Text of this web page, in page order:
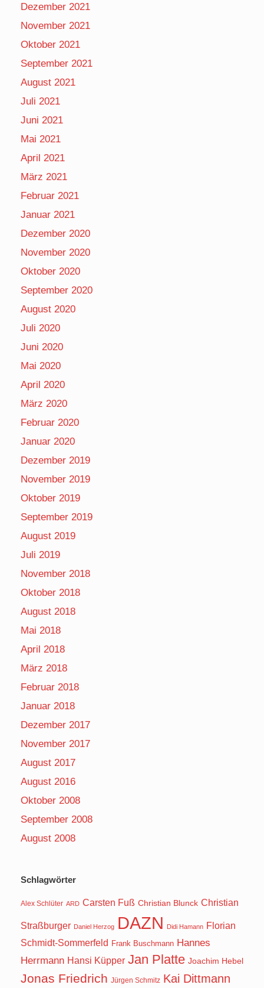
Dezember 2021
November 2021
Oktober 2021
September 2021
August 2021
Juli 2021
Juni 2021
Mai 2021
April 2021
März 2021
Februar 2021
Januar 2021
Dezember 2020
November 2020
Oktober 2020
September 2020
August 2020
Juli 2020
Juni 2020
Mai 2020
April 2020
März 2020
Februar 2020
Januar 2020
Dezember 2019
November 2019
Oktober 2019
September 2019
August 2019
Juli 2019
November 2018
Oktober 2018
August 2018
Mai 2018
April 2018
März 2018
Februar 2018
Januar 2018
Dezember 2017
November 2017
August 2017
August 2016
Oktober 2008
September 2008
August 2008
Schlagwörter
Alex Schlüter ARD Carsten Fuß Christian Blunck Christian
Straßburger Daniel Herzog DAZN Didi Hamann Florian
Schmidt-Sommerfeld Frank Buschmann Hannes
Herrmann Hansi Küpper Jan Platte Joachim Hebel
Jonas Friedrich Jürgen Schmitz Kai Dittmann